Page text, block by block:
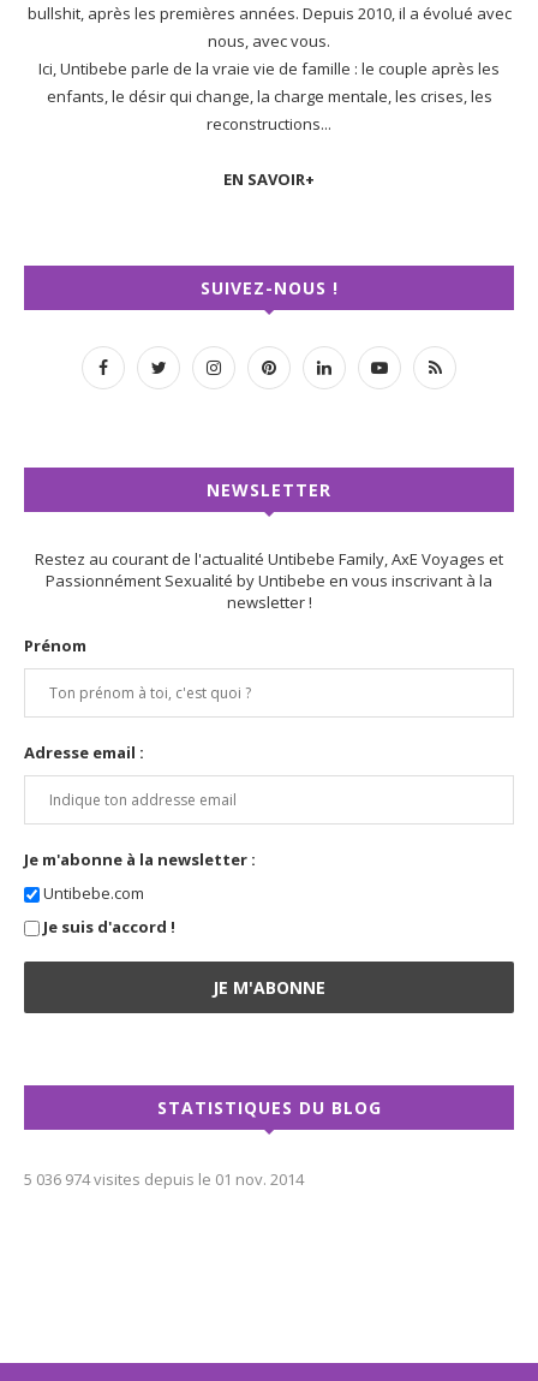
bullshit, après les premières années. Depuis 2010, il a évolué avec
nous, avec vous.
Ici, Untibebe parle de la vraie vie de famille : le couple après les
enfants, le désir qui change, la charge mentale, les crises, les
reconstructions...
EN SAVOIR+
SUIVEZ-NOUS !
NEWSLETTER
Restez au courant de l'actualité Untibebe Family, AxE Voyages et
Passionnément Sexualité by Untibebe en vous inscrivant à la
newsletter !
Prénom
Adresse email :
Je m'abonne à la newsletter :
Untibebe.com
Je suis d'accord !
STATISTIQUES DU BLOG
5 036 974 visites depuis le 01 nov. 2014